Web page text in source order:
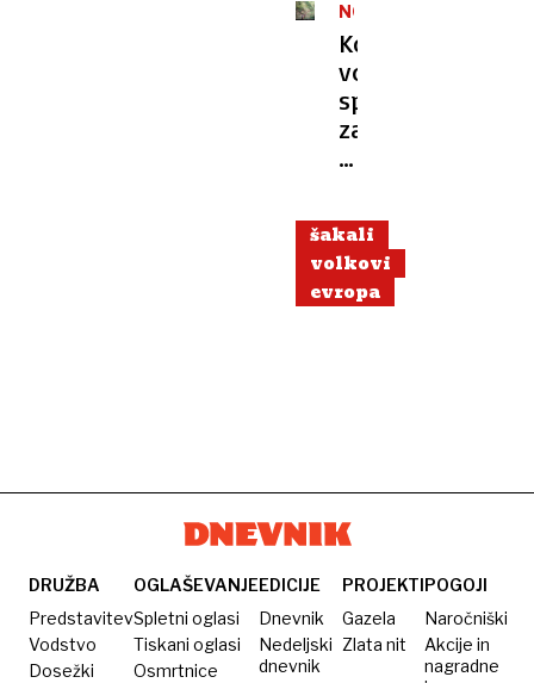
NOV
TROP
Ko
volk
spet
zatuli
na
kako
ravnati
ob
srečanju?
šakali
volkovi
evropa
DRUŽBA
Predstavitev
Vodstvo
Dosežki
OGLAŠEVANJE
Spletni oglasi
Tiskani oglasi
Osmrtnice
EDICIJE
Dnevnik
Nedeljski
dnevnik
PROJEKTI
Gazela
Zlata nit
POGOJI
Naročniški
Akcije in
nagradne